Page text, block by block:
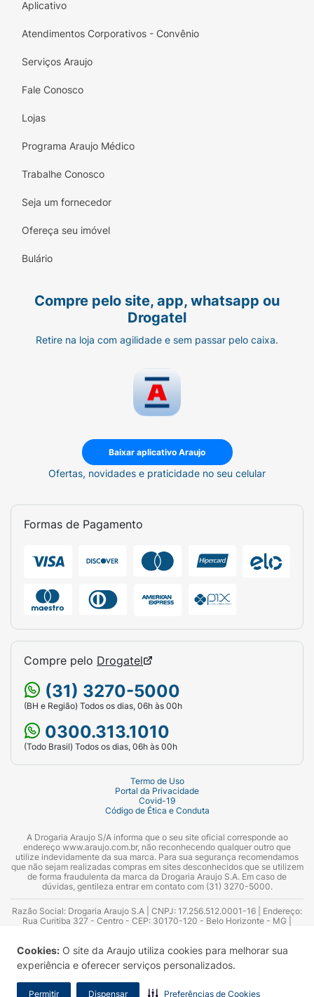
Cookies: O site da Araujo utiliza cookies para melhorar sua
experiência e oferecer serviços personalizados.
Permitir Dispensar Preferências de Cookies
Aplicativo
Atendimentos Corporativos - Convênio
Serviços Araujo
Fale Conosco
Lojas
Programa Araujo Médico
Trabalhe Conosco
Seja um fornecedor
Ofereça seu imóvel
Bulário
Compre pelo site, app, whatsapp ou
Drogatel
Retire na loja com agilidade e sem passar pelo caixa.
Baixar aplicativo Araujo
Ofertas, novidades e praticidade no seu celular
Formas de Pagamento
Compre pelo Drogatel
(31) 3270-5000
(BH e Região) Todos os dias, 06h às 00h
0300.313.1010
(Todo Brasil) Todos os dias, 06h às 00h
Termo de Uso
Portal da Privacidade
Covid-19
Código de Ética e Conduta
A Drogaria Araujo S/A informa que o seu site oficial corresponde ao
endereço www.araujo.com.br, não reconhecendo qualquer outro que
utilize indevidamente da sua marca. Para sua segurança recomendamos
que não sejam realizadas compras em sites desconhecidos que se utilizem
de forma fraudulenta da marca da Drogaria Araujo S.A. Em caso de
dúvidas, gentileza entrar em contato com (31) 3270-5000.
Razão Social: Drogaria Araujo S.A | CNPJ: 17.256.512.0001-16 | Endereço:
Rua Curitiba 327 - Centro - CEP: 30170-120 - Belo Horizonte - MG |
Azevedo Guimarães – CRF 10.965 | Yasmin Silva Alvarenga – CRF 52.584 -
Consultor substituto: Thiago Aguiar Pinheiro - CRF Nº 13.748. Alvará
Sanitário: 2025020713 | Autorização de Funcionamento da Empresa (AFE):